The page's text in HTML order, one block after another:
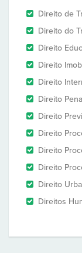
Direito de
Direito do
Direito
Direito
Direito
Direito
Direito
Direito
Direito
Direito
Direito
Direitos